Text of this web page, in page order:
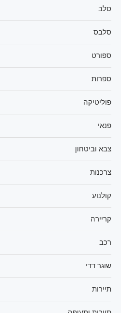
סלב
סלבס
ספורט
ספרות
פוליטיקה
פנאי
צבא וביטחון
צרכנות
קולנוע
קריירה
רכב
שוגר דדי
תיירות